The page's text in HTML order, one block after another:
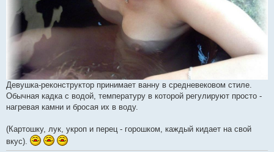
Девушка-реконструктор принимает ванну в средневековом стиле.
Обычная кадка с водой, температуру в которой регулируют просто -
нагревая камни и бросая их в воду.
(Картошку, лук, укроп и перец - горошком, каждый кидает на свой
вкус).